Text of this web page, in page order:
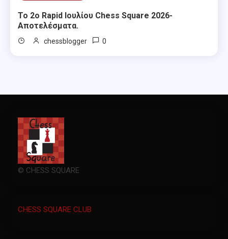
Το 2ο Rapid Ιουλίου Chess Square 2026-
Αποτελέσματα.
chessblogger 0
© CHESS SQUARE
CHESS SQUARE CLUB